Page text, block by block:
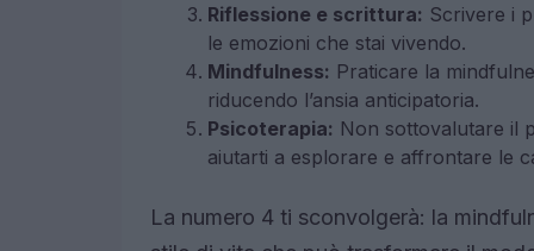
Riflessione e scrittura: Scrivere i
le emozioni che stai vivendo.
Mindfulness: Praticare la
riducendo l’ansia anticipatoria.
Psicoterapia: Non sottovalutare il
aiutarti a esplorare e affrontare le
La numero 4 ti sconvolgerà: la